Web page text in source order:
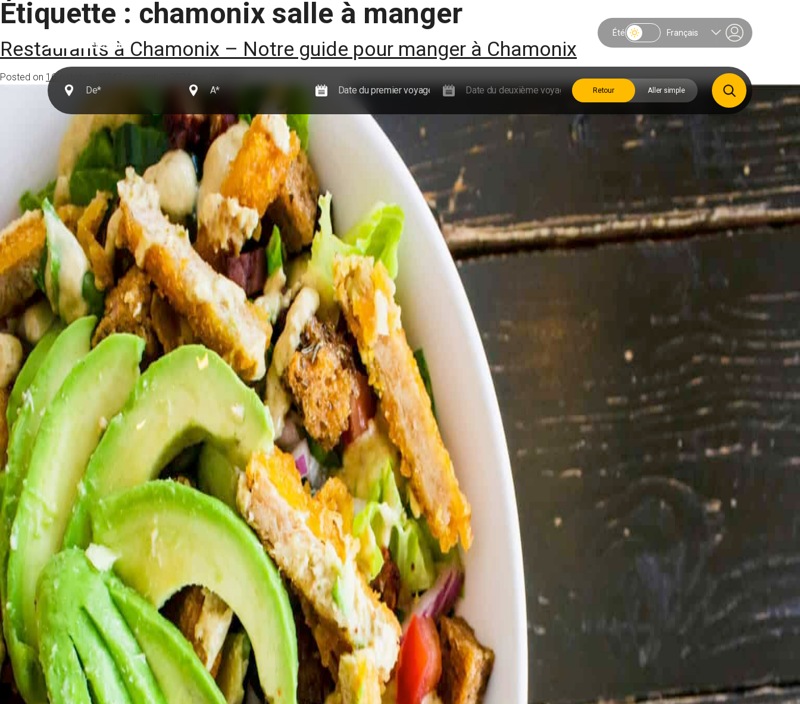
Actualités, guides et événements Été Français
Étiquette : chamonix salle à manger
Restaurants à Chamonix – Notre guide pour manger à Chamonix
Posted on 16 octobre 2024
Retour Aller simple